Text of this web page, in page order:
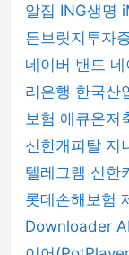
알집 ING생명
든브릿지투자
네이버 밴드 네
리은행 한국산
보험 애큐온저
신한캐피탈 지
텔레그램 신한
롯데손해보험
Downloader